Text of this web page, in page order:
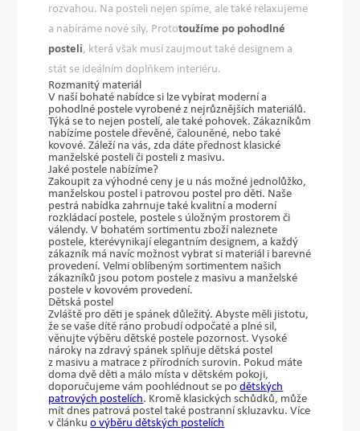
rozvahou. Na posteli nejen spíme, ale také relaxujeme
a nabíráme nové síly. Prototoužíme po pohodlné
posteli, která však musí zaujmout také designem a
stát se ideálním doplňkem interiéru.
Rozmanitý materiál
V naší bohaté nabídce si lze vybírat moderní a
pohodlné postelevyrobené z nejrůznějších materiálů.
Týká se to nejen postelí, ale také pohovek. Zákazníkům
nabízíme postele dřevěné, čalouněné, nebo také
kovové. Záleží na vás, zda dáte přednost klasické
manželské posteli či posteli z masivu.
Jaké postele nabízíme?
Zakoupit zavýhodné ceny je u nás možné jednolůžko,
manželskou postel i patrovou postel pro děti. Naše
pestrá nabídka zahrnuje také kvalitní a moderní
rozkládací postele, postele s úložným prostorem či
válendy. V bohatém sortimentu zboží naleznete
postele, kterévynikají elegantním designem, a každý
zákazník má navíc možnost vybrat si materiál i barevné
provedení. Velmi oblíbeným sortimentem našich
zákazníků jsou potom postele z masivu a manželské
postele v kovovém provedení.
Dětská postel
Zvláště pro děti jespánek důležitý. Abyste měli jistotu,
že se vaše dítě ráno probudí odpočaté a plné sil,
věnujte výběru dětské postele pozornost. Vysoké
nároky na zdravý spánek splňuje dětská postel
z masivu a matrace z přírodních surovin. Pokud máte
doma dvě děti a málo místa v dětském pokoji,
doporučujeme vám poohlédnout se podětských
patrových postelích. Kromě klasických schůdků, může
mít dnes patrová postel také postranní skluzavku. Více
v článkuo výběru dětských postelích